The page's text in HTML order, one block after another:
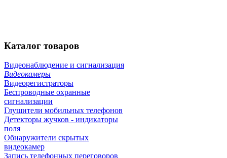
Каталог товаров
Видеонаблюдение и сигнализация
Видеокамеры
Видеорегистраторы
Беспроводные охранные
сигнализации
Глушители мобильных телефонов
Детекторы жучков - индикаторы
поля
Обнаружители скрытых
видеокамер
Запись телефонных переговоров